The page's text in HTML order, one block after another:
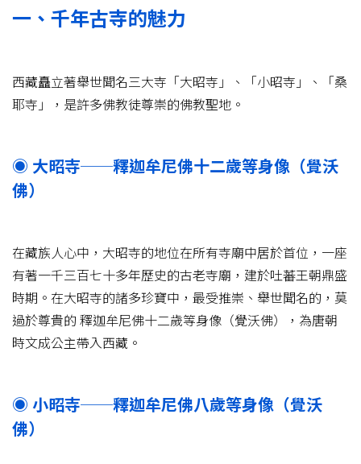
一、千年古寺的魅力
西藏矗立著舉世聞名三大寺「大昭寺」、「小昭寺」、「桑
耶寺」，是許多佛教徒尊崇的佛教聖地。
◉ 大昭寺──釋迦牟尼佛十二歲等身像（覺沃
佛）
在藏族人心中，大昭寺的地位在所有寺廟中居於首位，一座
有著一千三百七十多年歷史的古老寺廟，建於吐蕃王朝鼎盛
時期。在大昭寺的諸多珍寶中，最受推崇、舉世聞名的，莫
過於尊貴的 釋迦牟尼佛十二歲等身像（覺沃佛），為唐朝
時文成公主帶入西藏。
◉ 小昭寺──釋迦牟尼佛八歲等身像（覺沃
佛）